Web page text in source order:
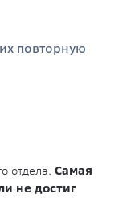
повторную
отдела. Самая
не достиг